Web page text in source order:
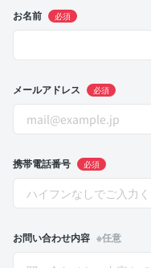
お名前 必須
メールアドレス 必須
携帯電話番号 必須
お問い合わせ内容 ※任意